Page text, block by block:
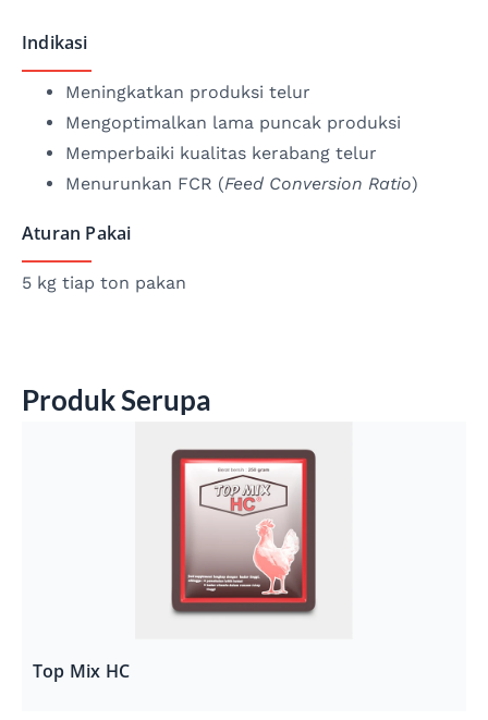
Indikasi
Meningkatkan produksi telur
Mengoptimalkan lama puncak produksi
Memperbaiki kualitas kerabang telur
Menurunkan FCR (Feed Conversion Ratio)
Aturan Pakai
5 kg tiap ton pakan
Produk Serupa
Top Mix HC